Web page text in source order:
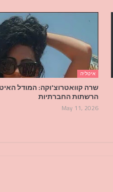
איטליה
שרה קוואטרוצ'וקה: המודל
הרשתות החברתיות
May 11, 2026